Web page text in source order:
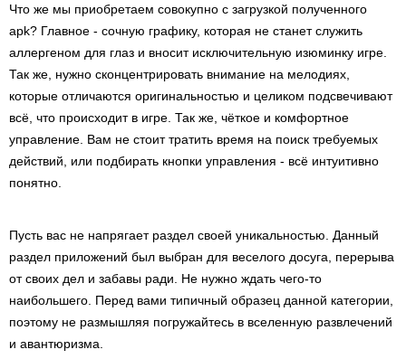
Что же мы приобретаем совокупно с загрузкой полученного
apk? Главное - сочную графику, которая не станет служить
аллергеном для глаз и вносит исключительную изюминку игре.
Так же, нужно сконцентрировать внимание на мелодиях,
которые отличаются оригинальностью и целиком подсвечивают
всё, что происходит в игре. Так же, чёткое и комфортное
управление. Вам не стоит тратить время на поиск требуемых
действий, или подбирать кнопки управления - всё интуитивно
понятно.
Пусть вас не напрягает раздел своей уникальностью. Данный
раздел приложений был выбран для веселого досуга, перерыва
от своих дел и забавы ради. Не нужно ждать чего-то
наибольшего. Перед вами типичный образец данной категории,
поэтому не размышляя погружайтесь в вселенную развлечений
и авантюризма.